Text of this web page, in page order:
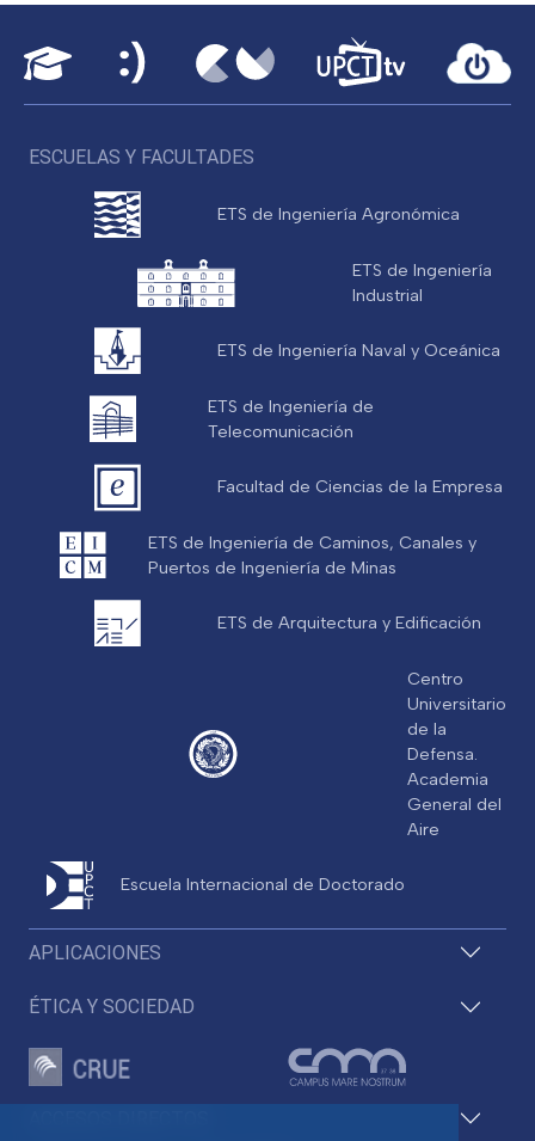
APLICACIONES
ÉTICA Y SOCIEDAD
ESCUELAS Y FACULTADES
ETS de Ingeniería Agronómica
ETS de Ingeniería
Industrial
ETS de Ingeniería Naval y Oceánica
ETS de Ingeniería de
Telecomunicación
Facultad de Ciencias de la Empresa
ETS de Ingeniería de Caminos, Canales y
Puertos de Ingeniería de Minas
ETS de Arquitectura y Edificación
Centro
Universitario
de la
Defensa.
Academia
General del
Aire
Escuela Internacional de Doctorado